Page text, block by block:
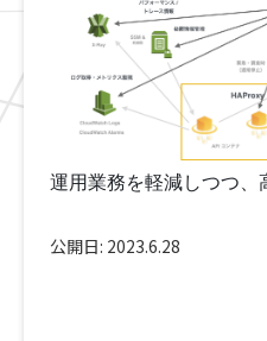
運用業務を軽減しつつ、
公開日: 2023.6.28